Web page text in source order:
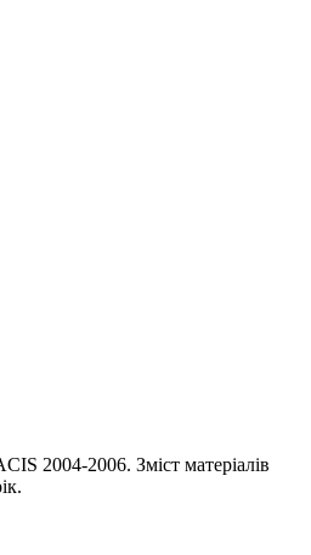
2004-2006. Зміст матеріалів